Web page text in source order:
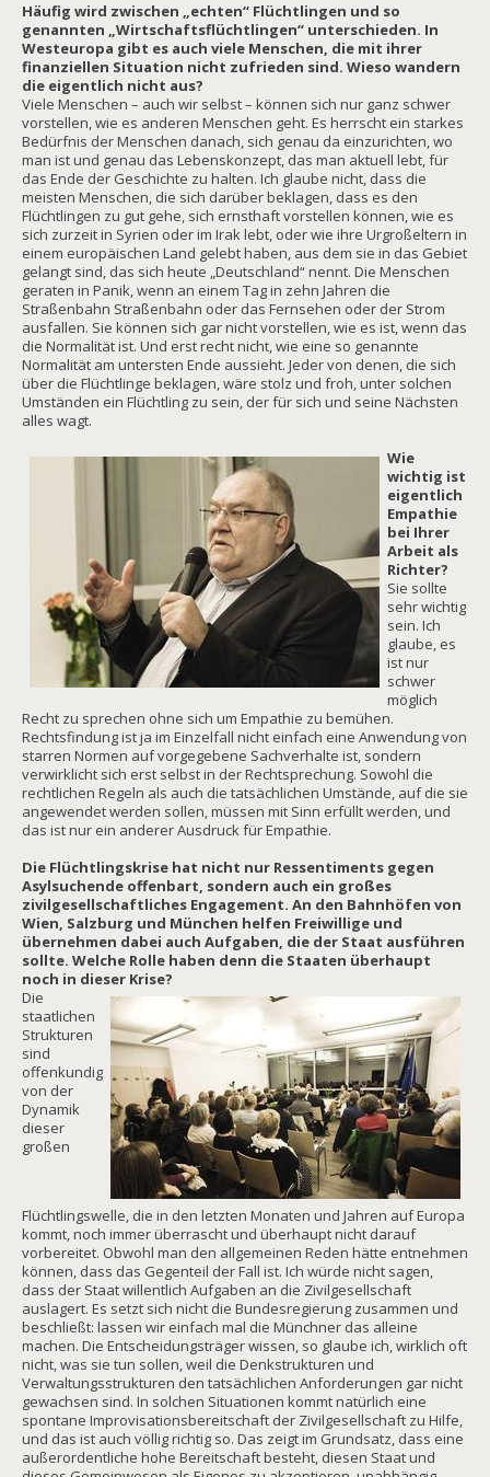
Häufig wird zwischen „echten“ Flüchtlingen und so
genannten „Wirtschaftsflüchtlingen“ unterschieden. In
Westeuropa gibt es auch viele Menschen, die mit ihrer
finanziellen Situation nicht zufrieden sind. Wieso wandern
die eigentlich nicht aus?
Viele Menschen – auch wir selbst – können sich nur ganz schwer
vorstellen, wie es anderen Menschen geht. Es herrscht ein starkes
Bedürfnis der Menschen danach, sich genau da einzurichten, wo
man ist und genau das Lebenskonzept, das man aktuell lebt, für
das Ende der Geschichte zu halten. Ich glaube nicht, dass die
meisten Menschen, die sich darüber beklagen, dass es den
Flüchtlingen zu gut gehe, sich ernsthaft vorstellen können, wie es
sich zurzeit in Syrien oder im Irak lebt, oder wie ihre Urgroßeltern in
einem europäischen Land gelebt haben, aus dem sie in das Gebiet
gelangt sind, das sich heute „Deutschland“ nennt. Die Menschen
geraten in Panik, wenn an einem Tag in zehn Jahren die
Straßenbahn Straßenbahn oder das Fernsehen oder der Strom
ausfallen. Sie können sich gar nicht vorstellen, wie es ist, wenn das
die Normalität ist. Und erst recht nicht, wie eine so genannte
Normalität am untersten Ende aussieht. Jeder von denen, die sich
über die Flüchtlinge beklagen, wäre stolz und froh, unter solchen
Umständen ein Flüchtling zu sein, der für sich und seine Nächsten
alles wagt.
Wie
wichtig ist
eigentlich
Empathie
bei Ihrer
Arbeit als
Richter?
Sie sollte
sehr wichtig
sein. Ich
glaube, es
ist nur
schwer
möglich
Recht zu sprechen ohne sich um Empathie zu bemühen.
Rechtsfindung ist ja im Einzelfall nicht einfach eine Anwendung von
starren Normen auf vorgegebene Sachverhalte ist, sondern
verwirklicht sich erst selbst in der Rechtsprechung. Sowohl die
rechtlichen Regeln als auch die tatsächlichen Umstände, auf die sie
angewendet werden sollen, müssen mit Sinn erfüllt werden, und
das ist nur ein anderer Ausdruck für Empathie.
Die Flüchtlingskrise hat nicht nur Ressentiments gegen
Asylsuchende offenbart, sondern auch ein großes
zivilgesellschaftliches Engagement. An den Bahnhöfen von
Wien, Salzburg und München helfen Freiwillige und
übernehmen dabei auch Aufgaben, die der Staat ausführen
sollte. Welche Rolle haben denn die Staaten überhaupt
noch in dieser Krise?
Die
staatlichen
Strukturen
sind
offenkundig
von der
Dynamik
dieser
großen
Flüchtlingswelle, die in den letzten Monaten und Jahren auf Europa
kommt, noch immer überrascht und überhaupt nicht darauf
vorbereitet. Obwohl man den allgemeinen Reden hätte entnehmen
können, dass das Gegenteil der Fall ist. Ich würde nicht sagen,
dass der Staat willentlich Aufgaben an die Zivilgesellschaft
auslagert. Es setzt sich nicht die Bundesregierung zusammen und
beschließt: lassen wir einfach mal die Münchner das alleine
machen. Die Entscheidungsträger wissen, so glaube ich, wirklich oft
nicht, was sie tun sollen, weil die Denkstrukturen und
Verwaltungsstrukturen den tatsächlichen Anforderungen gar nicht
gewachsen sind. In solchen Situationen kommt natürlich eine
spontane Improvisationsbereitschaft der Zivilgesellschaft zu Hilfe,
und das ist auch völlig richtig so. Das zeigt im Grundsatz, dass eine
außerordentliche hohe Bereitschaft besteht, diesen Staat und